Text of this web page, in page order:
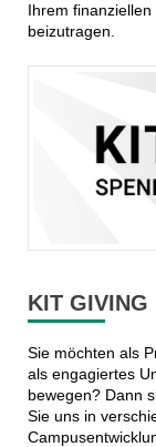
Ihrem
beizutragen.
KIT GIVING
Sie möchten als
als engagiertes
bewegen? Dann
Sie uns in